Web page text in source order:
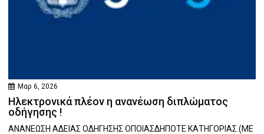
Μαρ 6, 2026
Ηλεκτρονικά πλέον η ανανέωση διπλώματος
οδήγησης !
ΑΝΑΝΕΩΣΗ ΑΔΕΙΑΣ ΟΔΗΓΗΣΗΣ ΟΠΟΙΑΣΔΗΠΟΤΕ ΚΑΤΗΓΟΡΙΑΣ (ΜΕ